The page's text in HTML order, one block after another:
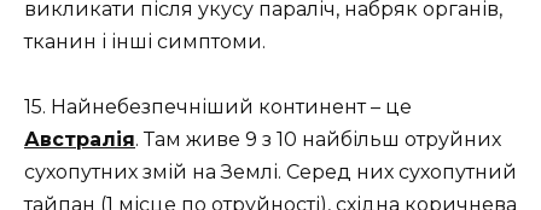
викликати після укусу параліч, набряк органів,
тканин і інші симптоми.
15. Найнебезпечніший континент – це
Австралія. Там живе 9 з 10 найбільш отруйних
сухопутних змій на Землі. Серед них сухопутний
тайпан (1 місце по отруйності), східна коричнева